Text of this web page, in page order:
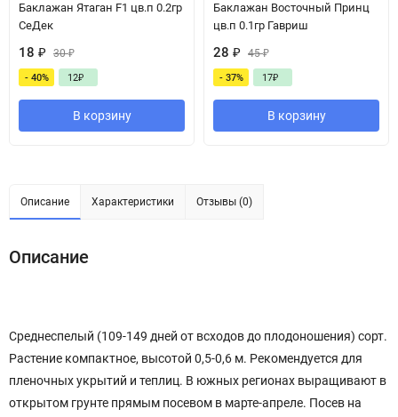
Баклажан Ятаган F1 цв.п 0.2гр
СеДек
18 ₽ 30₽
- 40% 12₽
В корзину
Баклажан Восточный Принц
цв.п 0.1гр Гавриш
28 ₽ 45₽
- 37% 17₽
В корзину
Описание Характеристики Отзывы (0)
Описание
Среднеспелый (109-149 дней от всходов до плодоношения) сорт.
Растение компактное, высотой 0,5-0,6 м. Рекомендуется для
пленочных укрытий и теплиц. В южных регионах выращивают в
открытом грунте прямым посевом в марте-апреле. Посев на